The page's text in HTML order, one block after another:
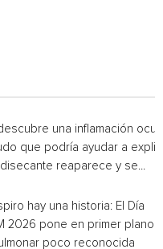
una inflamación
que podría ayudar a
reaparece y se...
hay una historia: El Día
2026 pone en primer plano
poco reconocida